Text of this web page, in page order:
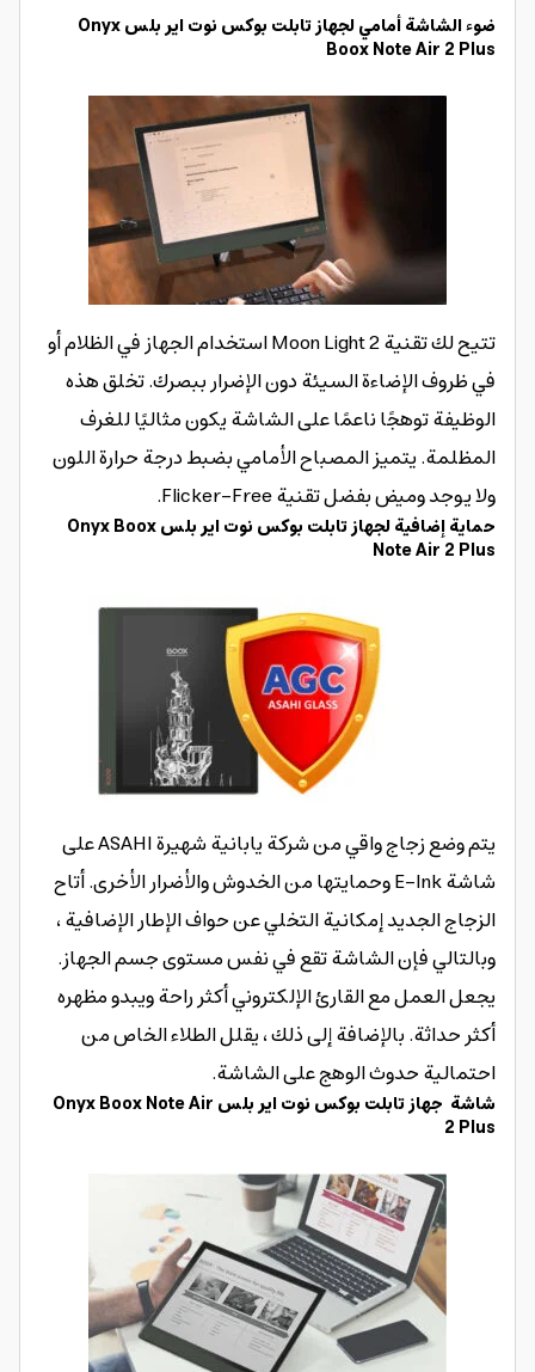
ضوء الشاشة أمامي لجهاز تابلت بوكس نوت اير بلس Onyx
Boox Note Air 2 Plus
تتيح لك تقنية Moon Light 2 استخدام الجهاز في الظلام أو
في ظروف الإضاءة السيئة دون الإضرار ببصرك. تخلق هذه
الوظيفة توهجًا ناعمًا على الشاشة يكون مثاليًا للغرف
المظلمة. يتميز المصباح الأمامي بضبط درجة حرارة اللون
ولا يوجد وميض بفضل تقنية Flicker-Free.
حماية إضافية لجهاز تابلت بوكس نوت اير بلس Onyx Boox
Note Air 2 Plus
يتم وضع زجاج واقي من شركة يابانية شهيرة ASAHI على
شاشة E-Ink وحمايتها من الخدوش والأضرار الأخرى. أتاح
الزجاج الجديد إمكانية التخلي عن حواف الإطار الإضافية ،
وبالتالي فإن الشاشة تقع في نفس مستوى جسم الجهاز.
يجعل العمل مع القارئ الإلكتروني أكثر راحة ويبدو مظهره
أكثر حداثة. بالإضافة إلى ذلك ، يقلل الطلاء الخاص من
احتمالية حدوث الوهج على الشاشة.
شاشة جهاز تابلت بوكس نوت اير بلس Onyx Boox Note Air
2 Plus